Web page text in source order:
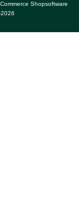
Shopsoftware